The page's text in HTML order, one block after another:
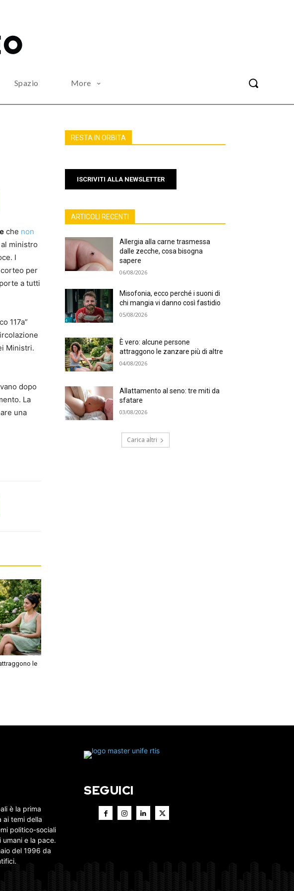
Spazio More
che non
ministro
I
per
a tutti
117a”
Ministri.
dopo
La
una
le
RESTA IN ORBITA
ISCRIVITI ALLA NEWSLETTER
ARTICOLI RECENTI
Allergia alla carne trasmessa
dalle zecche, cosa bisogna
sapere
06/08/2026
Misofonia, ecco perché i suoni di
chi mangia vi danno così fastidio
05/08/2026
È vero: alcune persone
attraggono le zanzare più di altre
04/08/2026
Allattamento al seno: tre miti da
sfatare
03/08/2026
Carica altri
è la prima
ai temi della
politico-sociali
umani e la pace.
del 1996 da
SEGUICI